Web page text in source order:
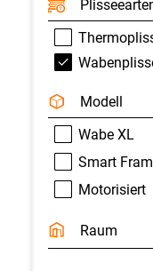
Modell
Wabe XL
Smart
Motorisiert
Raum